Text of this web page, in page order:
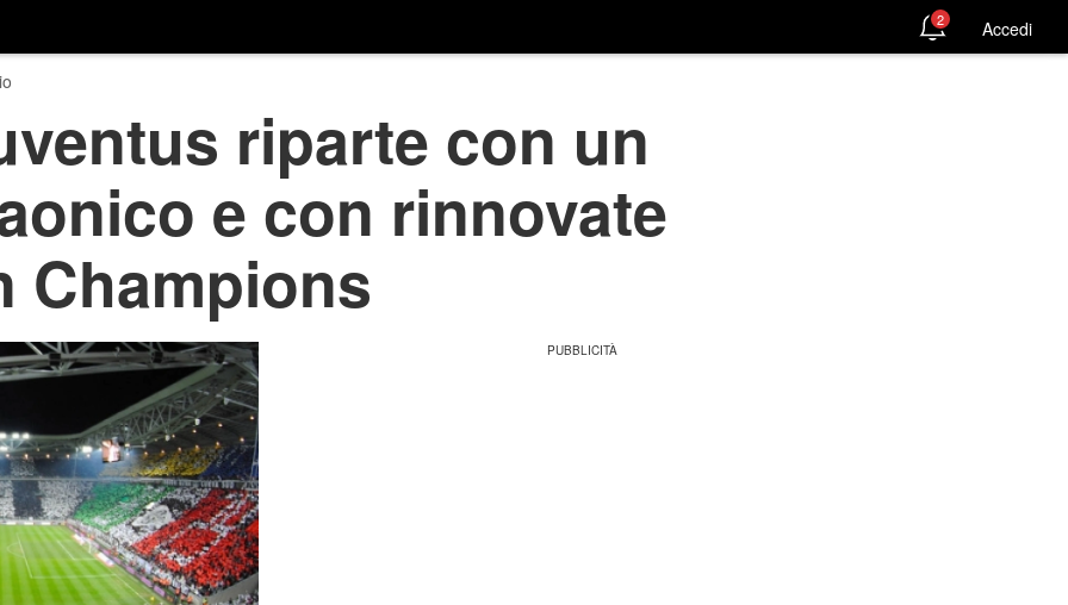
2 Accedi
riparte con un
e con rinnovate
Champions